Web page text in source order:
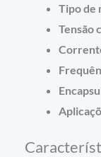
Tipo de
Tensão